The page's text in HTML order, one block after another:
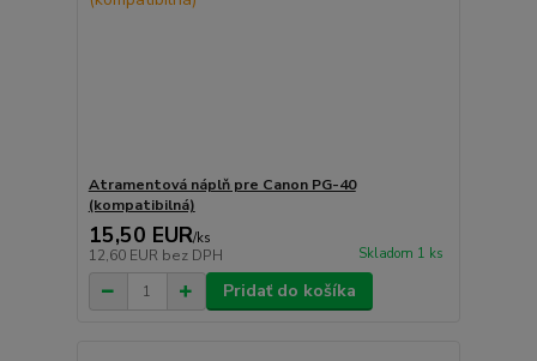
Atramentová náplň pre Canon PG-40
(kompatibilná)
15,50 EUR/ks
12,60 EUR bez DPH Skladom 1 ks
Pridať do košíka